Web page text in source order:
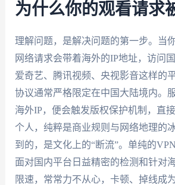
为什么你的观看请求
理解问题，是解决问题的第一步。当
网络请求会带着海外的IP地址，访问
爱奇艺、腾讯视频、央视影音这样的
协议通常严格限定在中国大陆境内。
海外IP，便会触发版权保护机制，直
个人，纯粹是商业规则与网络地理的
到的，是文化上的“断流”。单纯的
面对国内平台日益精密的检测和针对
限速，常常力不从心，卡顿、掉线成